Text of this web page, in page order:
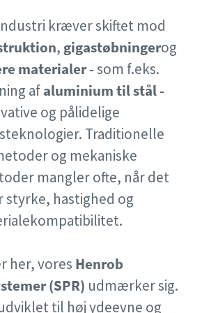
og ressourcer
og ressourcer
og ressourcer
og ressourcer
og ressourcer
kræver skiftet mod
, gigastøbningerog
materialer -som f.eks.
afaluminium til stål -
og pålidelige
Traditionelle
og mekaniske
mangler ofte, når det
hastighed og
her, vores Henrob
(SPR) udmærker sig.
til høj ydeevne og
Lad os vide, hvad du er interesseret i:
Lad os vide, hvad du er interesseret i: